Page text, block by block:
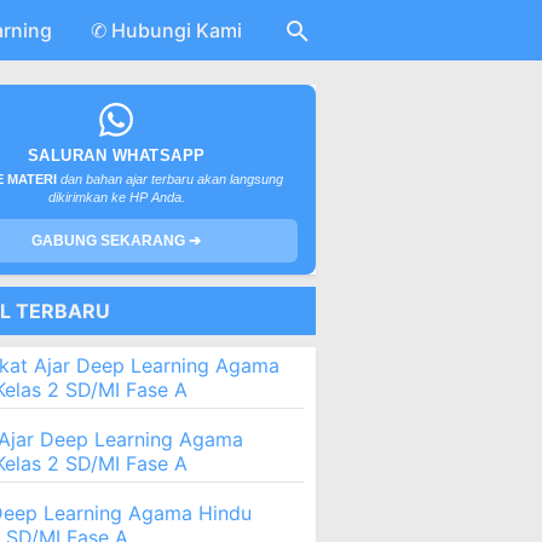
✆ Hubungi Kami
SALURAN WHATSAPP
MATERI dan bahan ajar terbaru akan langsung
dikirimkan ke HP Anda.
GABUNG SEKARANG ➔
TERBARU
Ajar Deep Learning Agama
2 SD/MI Fase A
Deep Learning Agama
2 SD/MI Fase A
Learning Agama Hindu
SD/MI Fase A